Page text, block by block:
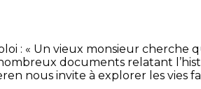
: « Un vieux monsieur cherche
documents relatant
nous invite à explorer les vies